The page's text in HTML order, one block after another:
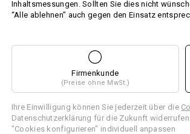
Alle
Inhaltsmessungen. Sollten Sie dies nicht
“Alle ablehnen” auch gegen den Einsatz
Firmenkunde
(Preise ohne MwSt.)
Ihre Einwilligung können Sie jederzeit über die
Datenschutzerklärung für die Zukunft
"Cookies konfigurieren" individuell anpassen